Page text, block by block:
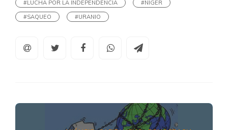
#LUCHA POR LA INDEPENDENCIA
#NIGER
#SAQUEO
#URANIO